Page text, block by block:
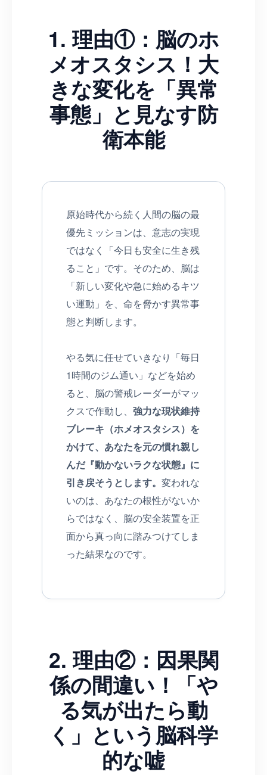
1. 理由①：脳のホ
メオスタシス！大
きな変化を「異常
事態」と見なす防
衛本能
原始時代から続く人間の脳の最
優先ミッションは、意志の実現
ではなく「今日も安全に生き残
ること」です。そのため、脳は
「新しい変化や急に始めるキツ
い運動」を、命を脅かす異常事
態と判断します。
やる気に任せていきなり「毎日
1時間のジム通い」などを始め
ると、脳の警戒レーダーがマッ
クスで作動し、 強力な現状維持
ブレーキ（ホメオスタシス）を
かけて、あなたを元の慣れ親し
んだ『動かないラクな状態』に
引き戻そうとします。 変われな
いのは、あなたの根性がないか
らではなく、脳の安全装置を正
面から真っ向に踏みつけてしま
った結果なのです。
2. 理由②：因果関
係の間違い！「や
る気が出たら動
く」という脳科学
的な嘘